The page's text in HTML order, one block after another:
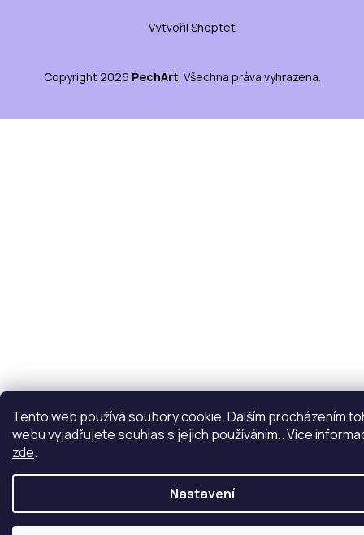
Tento web používá soubory cookie. Dalším procházením
webu vyjadřujete souhlas s jejich používáním.. Více
zde.
Nastavení
Vytvořil Shoptet
Copyright 2026 PechArt . Všechna práva vyhrazena.